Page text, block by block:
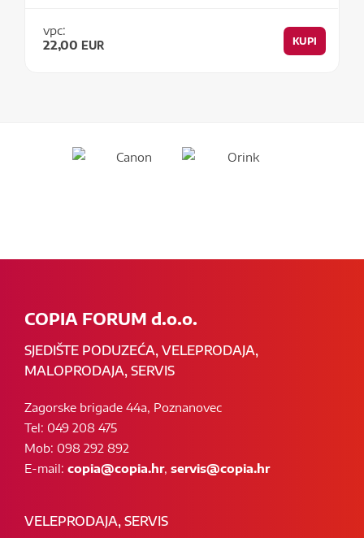
vpc:
22,00 EUR KUPI
COPIA FORUM d.o.o.
SJEDIŠTE PODUZEĆA, VELEPRODAJA,
MALOPRODAJA, SERVIS
Zagorske brigade 44a, Poznanovec
Tel: 049 208 475
Mob: 098 292 892
E-mail: copia@copia.hr, servis@copia.hr
VELEPRODAJA, SERVIS